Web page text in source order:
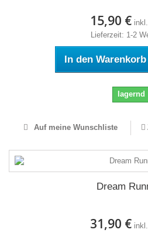
15,90 €
Lieferzeit: 1-2
In den Warenkorb
lagernd
Auf meine Wunschliste
Dream
31,90 €